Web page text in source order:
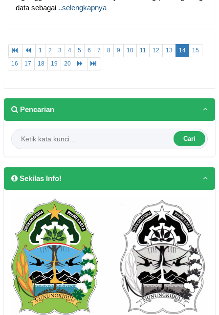
data sebagai ..selengkapnya
1 2 3 4 5 6 7 8 9 10 11 12 13 14
15
16
17 18 19 20
Pencarian
Cari
Sekilas Info!